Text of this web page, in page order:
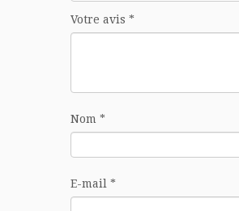
Votre avis *
Nom *
E-mail *